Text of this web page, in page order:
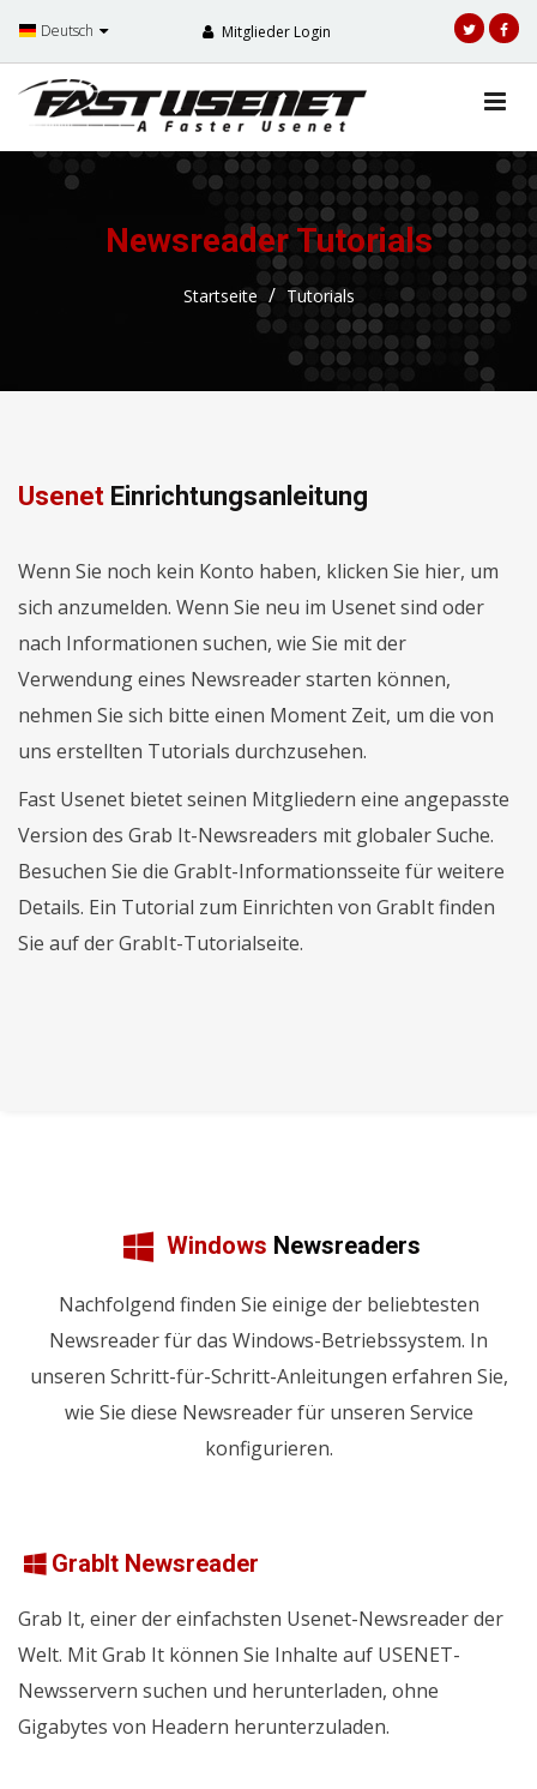
Deutsch Mitglieder Login
Newsreader Tutorials
Startseite Tutorials
Usenet Einrichtungsanleitung
Wenn Sie noch kein Konto haben, klicken Sie hier, um
sich anzumelden. Wenn Sie neu im Usenet sind oder
nach Informationen suchen, wie Sie mit der
Verwendung eines Newsreader starten können,
nehmen Sie sich bitte einen Moment Zeit, um die von
uns erstellten Tutorials durchzusehen.
Fast Usenet bietet seinen Mitgliedern eine angepasste
Version des Grab It-Newsreaders mit globaler Suche.
Besuchen Sie die GrabIt-Informationsseite für weitere
Details. Ein Tutorial zum Einrichten von GrabIt finden
Sie auf der GrabIt-Tutorialseite.
Windows Newsreaders
Nachfolgend finden Sie einige der beliebtesten
Newsreader für das Windows-Betriebssystem. In
unseren Schritt-für-Schritt-Anleitungen erfahren Sie,
wie Sie diese Newsreader für unseren Service
konfigurieren.
GrabIt Newsreader
Grab It, einer der einfachsten Usenet-Newsreader der
Welt. Mit Grab It können Sie Inhalte auf USENET-
Newsservern suchen und herunterladen, ohne
Gigabytes von Headern herunterzuladen.